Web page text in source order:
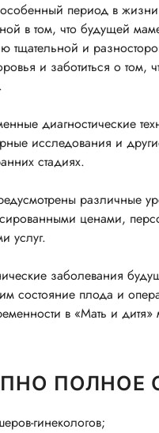
период в
в том, что будущей
и
и заботиться о
диагностические
исследования и
стадиях.
различные
ценами,
услуг.
заболевания
состояние плода и
в «Мать и
ПОЛНОЕ
гинекологов;